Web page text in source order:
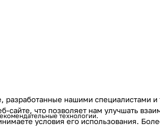
технологии.
нашими специалистами
сайте, что позволяет нам улучшать
условия его использования.